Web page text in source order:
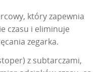
który zapewnia
czasu i eliminuje
zegarka.
z subtarczami,